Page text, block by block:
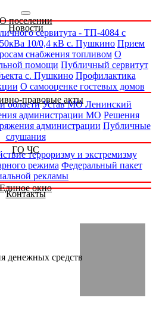
поселении
Новостисервитута - ТП-4084 с
10/0,4 кВ с. Пушкино Прием
снабжения топливом О
помощи Публичный сервитут
с. Пушкино Профилактика
О самооценке гостевых домов
правовые акты
области Устав МО Ленинский
администрации МО Решения
администрации Публичные
слушания
ГО ЧСтерроризму и экстремизму
режима Федеральный пакет
рекламы
Единое окно
Контакты